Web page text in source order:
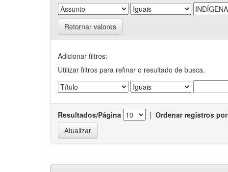
Retornar valores
Adicionar filtros:
Utilizar filtros para refinar o resultado de busca.
Resultados/Página | Ordenar registros por